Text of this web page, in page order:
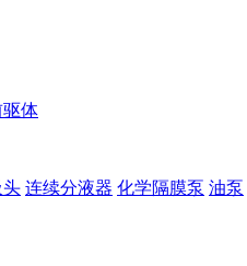
体
头 连续分液器 化学隔膜泵 油泵